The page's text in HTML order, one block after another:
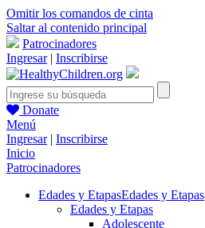
Omitir los comandos de cinta
Saltar al contenido principal
Patrocinadores
Ingresar| Inscribirse
Donate
Menú
Ingresar| Inscribirse
Inicio
Patrocinadores
Edades y EtapasEdades y Etapas
Edades y Etapas
Adolescente